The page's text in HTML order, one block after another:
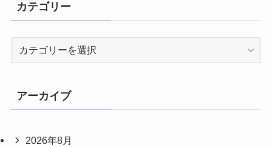
カテゴリー
リ
ー
アーカイブ
2026年8月